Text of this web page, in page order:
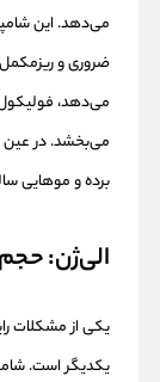
می‌دهد. این
ضروری و
می‌دهد،
می‌بخشد. در عین
برده و موهایی
الی‌ژن:
یکی از مشکلات
یکدیگر است.